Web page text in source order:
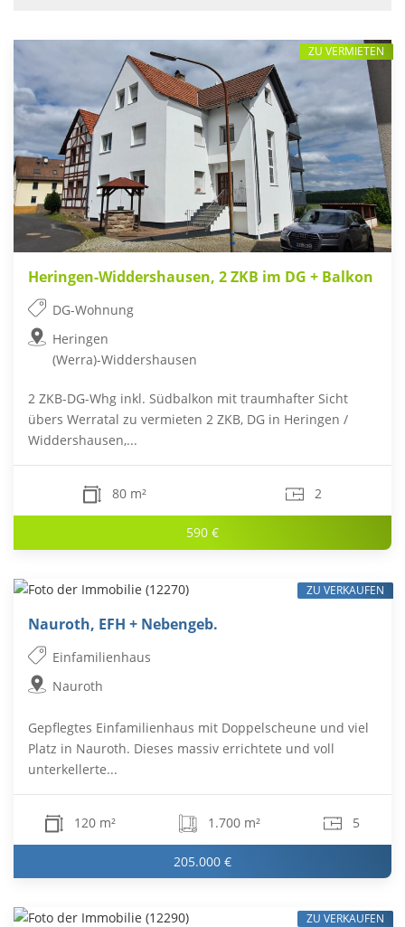
Heringen-Widdershausen, 2 ZKB im DG + Balkon
DG-Wohnung
Heringen
(Werra)-Widdershausen
2 ZKB-DG-Whg inkl. Südbalkon mit traumhafter Sicht
übers Werratal zu vermieten 2 ZKB, DG in Heringen /
Widdershausen,...
80 m² 2
590 €
ZU VERMIETEN
Nauroth, EFH + Nebengeb.
Einfamilienhaus
Nauroth
Gepflegtes Einfamilienhaus mit Doppelscheune und viel
Platz in Nauroth. Dieses massiv errichtete und voll
unterkellerte...
120 m² 1.700 m² 5
205.000 €
ZU VERKAUFEN
ZU VERKAUFEN